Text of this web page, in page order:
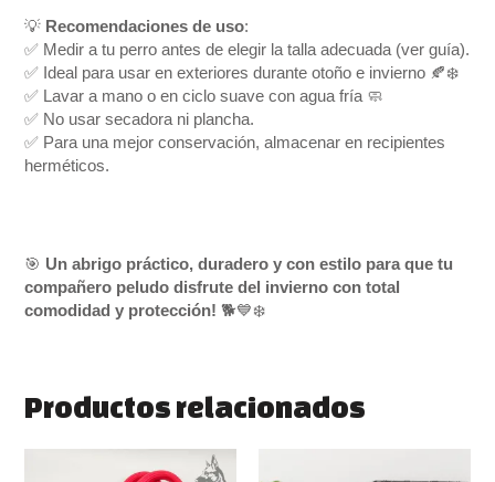
💡 Recomendaciones de uso:
✅ Medir a tu perro antes de elegir la talla adecuada (ver guía).
✅ Ideal para usar en exteriores durante otoño e invierno 🍂❄️
✅ Lavar a mano o en ciclo suave con agua fría 🧼
✅ No usar secadora ni plancha.
✅ Para una mejor conservación, almacenar en recipientes
herméticos.
🎯 Un abrigo práctico, duradero y con estilo para que tu
compañero peludo disfrute del invierno con total
comodidad y protección! 🐕💙❄️
Productos relacionados
de
Este